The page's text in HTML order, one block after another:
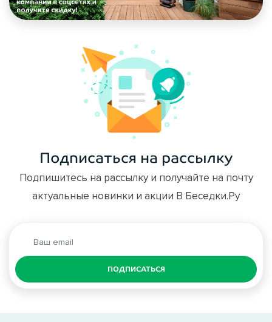
Подписаться на рассылку
Подпишитесь на рассылку и получайте на почту
актуальные новинки и акции В Беседки.Ру
ПОДПИСАТЬСЯ